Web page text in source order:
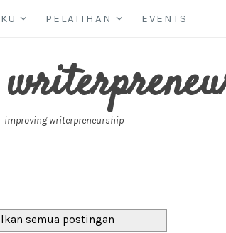
PELATIHAN EVENTS
improving writerpreneurship
semua postingan